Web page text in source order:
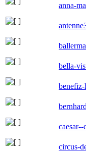
anna-
bella-
circus-